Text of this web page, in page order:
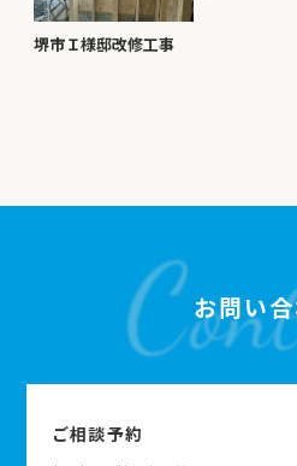
堺市Ｉ様邸改修工事
お問い
ご相談予約